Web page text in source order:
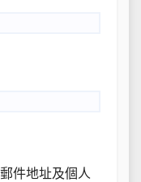
件地址及個人